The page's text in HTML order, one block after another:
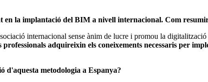
la implantació del BIM a nivell internacional. Com
internacional sense ànim de lucre i promou la
professionals adquireixin els coneixements necessaris per
d'aquesta metodologia a Espanya?